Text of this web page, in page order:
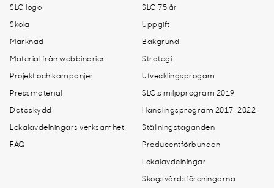
SLC logo
Skola
Marknad
Material från webbinarier
Projekt och kampanjer
Pressmaterial
Dataskydd
Lokalavdelningars verksamhet
FAQ
SLC 75 år
Uppgift
Bakgrund
Strategi
Utvecklingsprogam
SLC:s miljöprogram 2019
Handlingsprogram 2017-2022
Ställningstaganden
Producentförbunden
Lokalavdelningar
Skogsvårdsföreningarna